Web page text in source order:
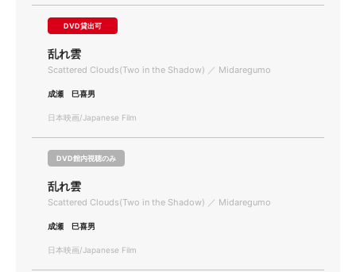
DVD貸出可
乱れ雲
Scattered Clouds(Two in the Shadow) ／ Midaregumo
成瀬 巳喜男
日本映画/Japanese Film
DVD館内視聴のみ
乱れ雲
Scattered Clouds(Two in the Shadow) ／ Midaregumo
成瀬 巳喜男
日本映画/Japanese Film